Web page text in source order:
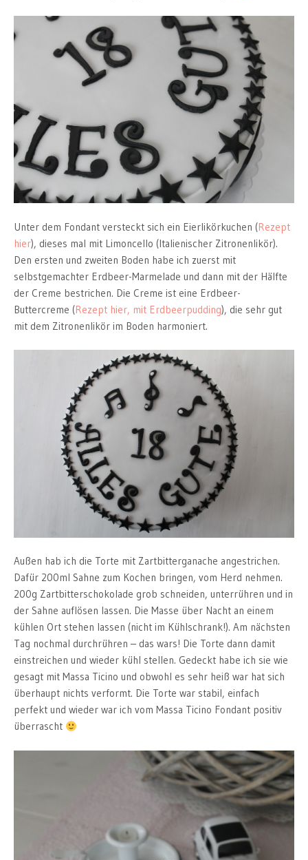
Unter dem Fondant versteckt sich ein Eierlikörkuchen (Rezept
hier), dieses mal mit Limoncello (Italienischer Zitronenlikör).
Den ersten und zweiten Boden habe ich zuerst mit
selbstgemachter Erdbeer-Marmelade und dann mit der Hälfte
der Creme bestrichen. Die Creme ist eine Erdbeer-
Buttercreme (Rezept hier, mit Erdbeerpudding), die sehr gut
mit dem Zitronenlikör im Boden harmoniert.
Außen hab ich die Torte mit Zartbitterganache angestrichen.
Dafür 200ml Sahne zum Kochen bringen, vom Herd nehmen.
200g Zartbitterschokolade grob schneiden, unterrühren und in
der Sahne auflösen lassen. Die Masse über Nacht an einem
kühlen Ort stehen lassen (nicht im Kühlschrank!). Am nächsten
Tag nochmal durchrühren – das wars! Die Torte dann damit
einstreichen und wieder kühl stellen. Gedeckt habe ich sie wie
gesagt mit Massa Ticino und obwohl es sehr heiß war hat sich
überhaupt nichts verformt. Die Torte war stabil, einfach
perfekt und wieder war ich vom Massa Ticino Fondant positiv
überrascht